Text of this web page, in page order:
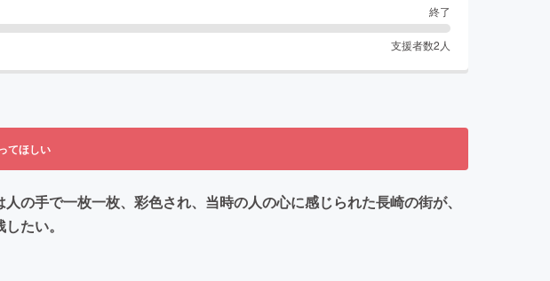
終了
支援者数2 人
てほしい
の手で一枚一枚、彩色され、当時の人の心に感じられた長崎の街が、
たい。